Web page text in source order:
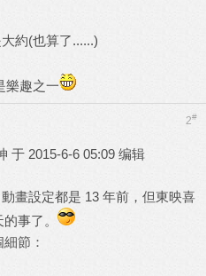
約(也算了......)
樂趣之一
2#
于 2015-6-6 05:09 编辑
畫設定都是 13 年前，但東映喜
事了。
節：